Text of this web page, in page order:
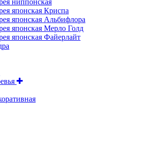
ниппонская
японская Криспа
японская Альбифлора
японская Мерло Голд
японская Файерлайт